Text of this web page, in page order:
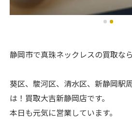
静岡市で真珠ネックレスの買取な
葵区、駿河区、清水区、新静岡駅
は！買取大吉新静岡店です。
本日も元気に営業しています。